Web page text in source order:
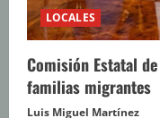
LOCALES
Comisión Estatal
familias migrantes
Luis Miguel Martínez